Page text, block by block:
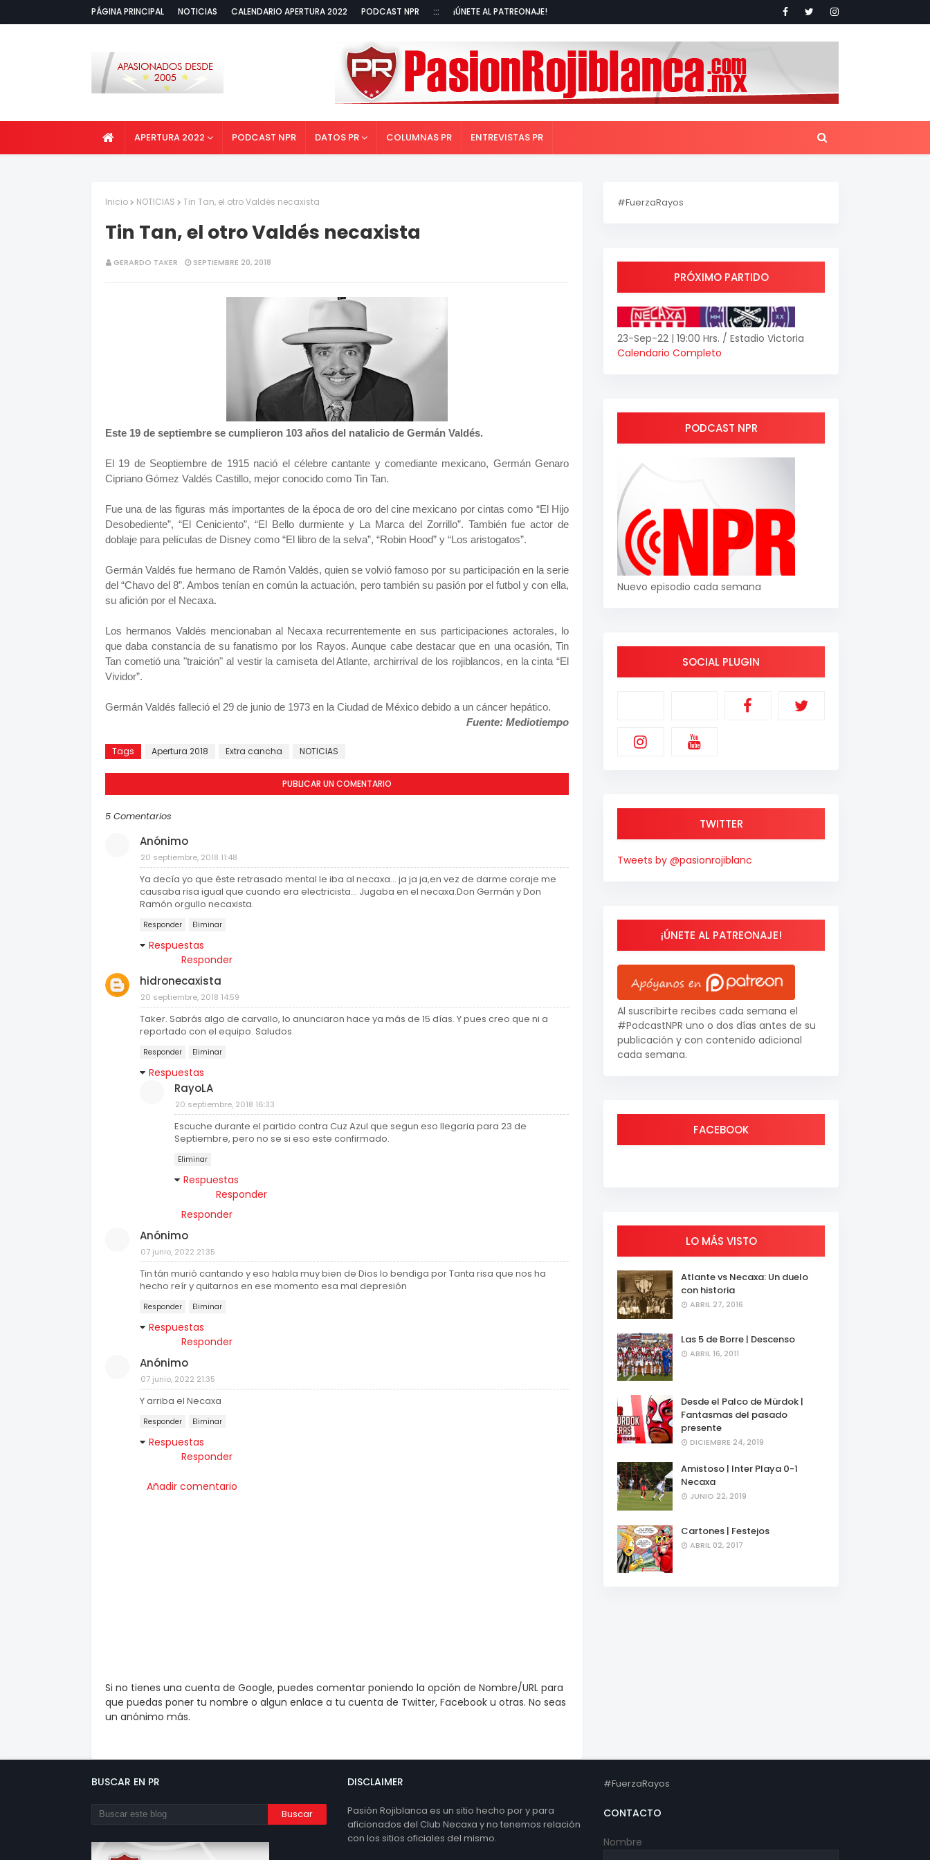
PÁGINA PRINCIPAL NOTICIAS CALENDARIO APERTURA 2022 PODCAST NPR ::: ¡ÚNETE AL PATREONAJE!
APERTURA 2022 PODCAST NPR DATOS PR COLUMNAS PR ENTREVISTAS PR
Inicio NOTICIAS Tin Tan, el otro Valdés necaxista
Tin Tan, el otro Valdés necaxista
GERARDO TAKER SEPTIEMBRE 20, 2018
Este 19 de septiembre se cumplieron 103 años del natalicio de Germán Valdés.
El 19 de Seoptiembre de 1915 nació el célebre cantante y comediante mexicano, Germán Genaro
Cipriano Gómez Valdés Castillo, mejor conocido como Tin Tan.
Fue una de las figuras más importantes de la época de oro del cine mexicano por cintas como “El Hijo
Desobediente”, “El Ceniciento”, “El Bello durmiente y La Marca del Zorrillo”. También fue actor de
doblaje para películas de Disney como “El libro de la selva”, “Robin Hood” y “Los aristogatos”.
Germán Valdés fue hermano de Ramón Valdés, quien se volvió famoso por su participación en la serie
del “Chavo del 8”. Ambos tenían en común la actuación, pero también su pasión por el futbol y con ella,
su afición por el Necaxa.
Los hermanos Valdés mencionaban al Necaxa recurrentemente en sus participaciones actorales, lo
que daba constancia de su fanatismo por los Rayos. Aunque cabe destacar que en una ocasión, Tin
Tan cometió una "traición" al vestir la camiseta del Atlante, archirrival de los rojiblancos, en la cinta “El
Vividor”.
Germán Valdés falleció el 29 de junio de 1973 en la Ciudad de México debido a un cáncer hepático.
Fuente: Mediotiempo
Tags Apertura 2018 Extra cancha NOTICIAS
PUBLICAR UN COMENTARIO
5 Comentarios
Anónimo
20 septiembre, 2018 11:48
Ya decía yo que éste retrasado mental le iba al necaxa... ja ja ja,en vez de darme coraje me
causaba risa igual que cuando era electricista... Jugaba en el necaxa.Don Germán y Don
Ramón orgullo necaxista.
Responder Eliminar
Respuestas
Responder
hidronecaxista
20 septiembre, 2018 14:59
Taker. Sabrás algo de carvallo, lo anunciaron hace ya más de 15 días. Y pues creo que ni a
reportado con el equipo. Saludos.
Responder Eliminar
Respuestas
RayoLA
20 septiembre, 2018 16:33
Escuche durante el partido contra Cuz Azul que segun eso llegaria para 23 de
Septiembre, pero no se si eso este confirmado.
Eliminar
Respuestas
Responder
Responder
Anónimo
07 junio, 2022 21:35
Tin tán murió cantando y eso habla muy bien de Dios lo bendiga por Tanta risa que nos ha
hecho reír y quitarnos en ese momento esa mal depresión
Responder Eliminar
Respuestas
Responder
Anónimo
07 junio, 2022 21:35
Y arriba el Necaxa
Responder Eliminar
Respuestas
Responder
Añadir comentario
Si no tienes una cuenta de Google, puedes comentar poniendo la opción de Nombre/URL para
que puedas poner tu nombre o algun enlace a tu cuenta de Twitter, Facebook u otras. No seas
un anónimo más.
#FuerzaRayos
PRÓXIMO PARTIDO
23-Sep-22 | 19:00 Hrs. / Estadio Victoria
Calendario Completo
PODCAST NPR
Nuevo episodio cada semana
SOCIAL PLUGIN
TWITTER
Tweets by @pasionrojiblanc
¡ÚNETE AL PATREONAJE!
Al suscribirte recibes cada semana el
#PodcastNPR uno o dos días antes de su
publicación y con contenido adicional
cada semana.
FACEBOOK
LO MÁS VISTO
Atlante vs Necaxa: Un duelo
con historia
ABRIL 27, 2016
Las 5 de Borre | Descenso
ABRIL 16, 2011
Desde el Palco de Mürdok |
Fantasmas del pasado
presente
DICIEMBRE 24, 2019
Amistoso | Inter Playa 0-1
Necaxa
JUNIO 22, 2019
Cartones | Festejos
ABRIL 02, 2017
BUSCAR EN PR DISCLAIMER
Pasión Rojiblanca es un sitio hecho por y para
aficionados del Club Necaxa y no tenemos relación
con los sitios oficiales del mismo.
#FuerzaRayos
CONTACTO
Nombre